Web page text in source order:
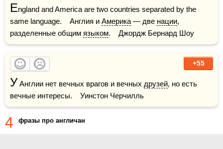
England and America are two countries separated by the
same language.    Англия и Америка — две нации,
разделенные общим языком.    Джордж Бернард Шоу
+55
У Англии нет вечных врагов и вечных друзей, но есть
вечные интересы.    Уинстон Черчилль
4 фразы про англичан